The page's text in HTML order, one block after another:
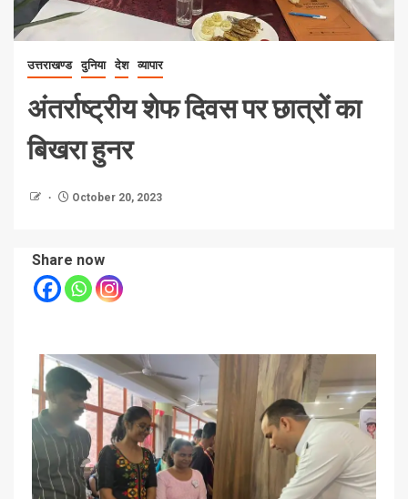
उत्तराखण्ड दुनिया देश व्यापार
अंतर्राष्ट्रीय शेफ दिवस पर छात्रों का
बिखरा हुनर
October 20, 2023
Share now